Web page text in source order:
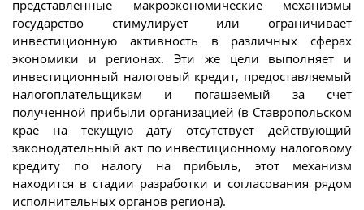
представленные макроэкономические механизмы
государство стимулирует или ограничивает
инвестиционную активность в различных сферах
экономики и регионах. Эти же цели выполняет и
инвестиционный налоговый кредит, предоставляемый
налогоплательщикам и погашаемый за счет
полученной прибыли организацией (в Ставропольском
крае на текущую дату отсутствует действующий
законодательный акт по инвестиционному налоговому
кредиту по налогу на прибыль, этот механизм
находится в стадии разработки и согласования рядом
исполнительных органов региона).